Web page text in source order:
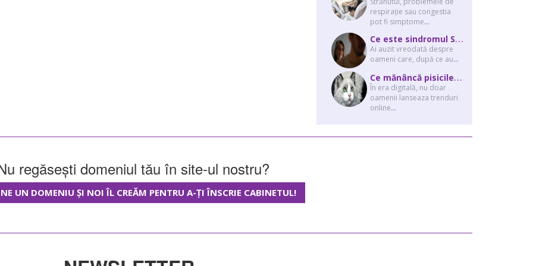
respirație sau congestia
pot fi simptome...
C
e este sindromul Stockholm și de ce victimele își apără agresorii.
Ai auzit vreodată despre
oameni care, după ce au...
C
e mănâncă pisicile “influencer” pe Instagram? Hrana lor virală
În era digitală, nu doar
oamenii lanseaza trenduri
online...
regăsești domeniul tău în site-ul nostru?
UN DOMENIU ȘI NOI ÎL CREĂM PENTRU A-ȚI ÎNSCRIE CABINETUL!